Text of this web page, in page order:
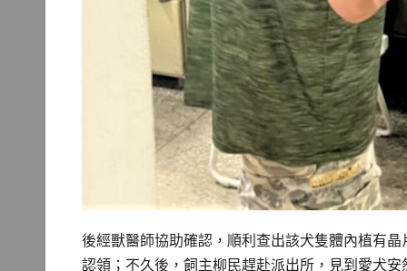
後經獸醫師協助確認，順利查出該犬隻體內植有
認領；不久後，飼主柳民趕赴派出所，見到愛犬